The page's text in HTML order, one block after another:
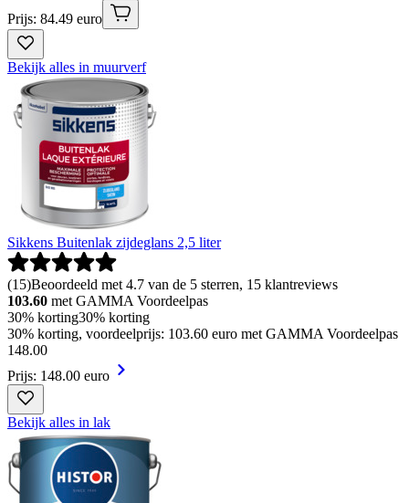
Prijs: 84.49 euro
Bekijk alles in muurverf
Sikkens Buitenlak zijdeglans 2,5 liter
(15)Beoordeeld met 4.7 van de 5 sterren, 15 klantreviews
103.60 met GAMMA Voordeelpas
30% korting30% korting
30% korting, voordeelprijs: 103.60 euro met GAMMA Voordeelpas
148.00
Prijs: 148.00 euro
Bekijk alles in lak